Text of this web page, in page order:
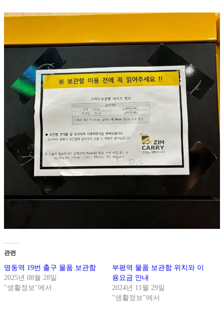
관련
명동역 19번 출구 물품 보관함
2025년 08월 28일
"생활정보"에서
부평역 물품 보관함 위치와 이
용요금 안내
2024년 11월 29일
"생활정보"에서